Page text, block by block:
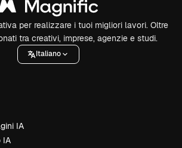
per realizzare i tuoi migliori lavori. Oltre
tra creativi, imprese, agenzie e studi.
Italiano
IA
IA